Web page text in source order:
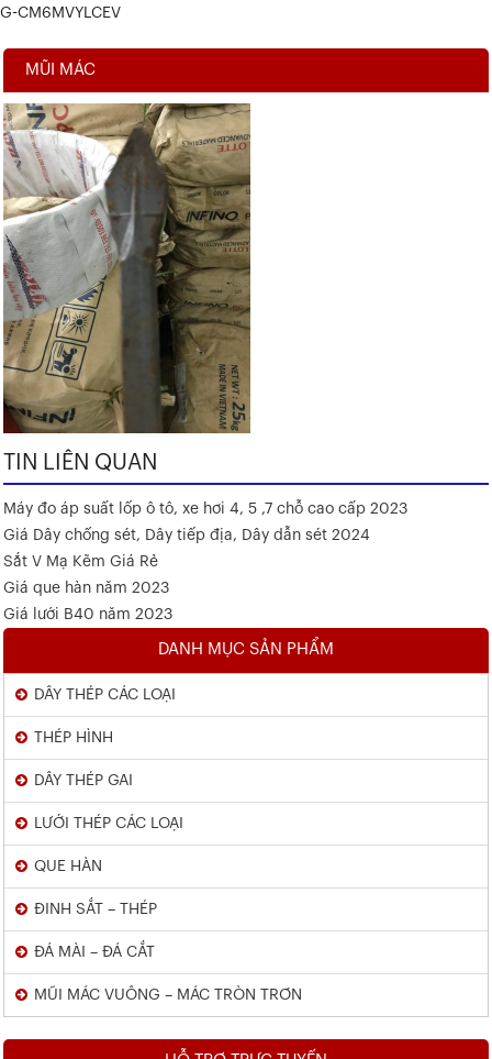
G-CM6MVYLCEV
MŨI MÁC
TIN LIÊN QUAN
Máy đo áp suất lốp ô tô, xe hơi 4, 5 ,7 chỗ cao cấp 2023
Giá Dây chống sét, Dây tiếp địa, Dây dẫn sét 2024
Sắt V Mạ Kẽm Giá Rẻ
Giá que hàn năm 2023
Giá lưới B40 năm 2023
DANH MỤC SẢN PHẨM
DÂY THÉP CÁC LOẠI
THÉP HÌNH
DÂY THÉP GAI
LƯỚI THÉP CÁC LOẠI
QUE HÀN
ĐINH SẮT – THÉP
ĐÁ MÀI – ĐÁ CẮT
MŨI MÁC VUÔNG – MÁC TRÒN TRƠN